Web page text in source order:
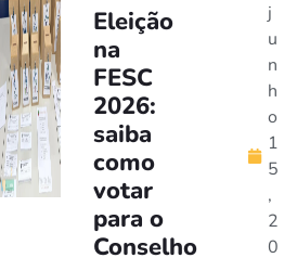
Eleição
na
FESC
2026:
saiba
como
votar
para o
Conselho
j
u
n
h
o
1
5
,
2
0